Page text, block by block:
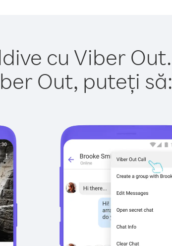
cu Viber Out.
Out, puteți să: